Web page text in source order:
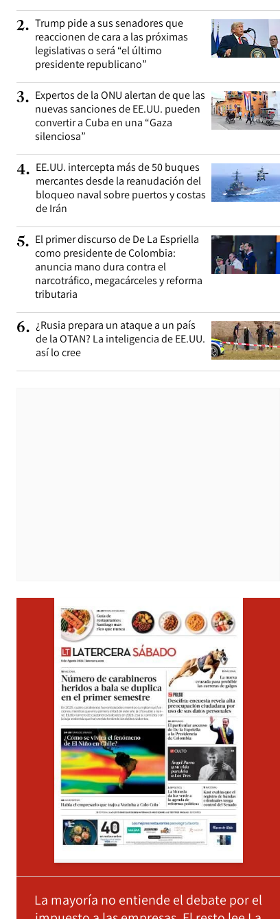
2. Trump pide a sus senadores que
reaccionen de cara a las próximas
legislativas o será “el último
presidente republicano”
3. Expertos de la ONU alertan de que las
nuevas sanciones de EE.UU. pueden
convertir a Cuba en una “Gaza
silenciosa”
4. EE.UU. intercepta más de 50 buques
mercantes desde la reanudación del
bloqueo naval sobre puertos y costas
de Irán
5. El primer discurso de De La Espriella
como presidente de Colombia:
anuncia mano dura contra el
narcotráfico, megacárceles y reforma
tributaria
6. ¿Rusia prepara un ataque a un país
de la OTAN? La inteligencia de EE.UU.
así lo cree
La mayoría no entiende el debate por el